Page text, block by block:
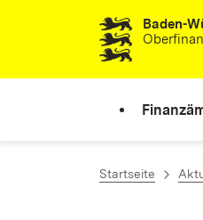
Zum Inhalt springen
Baden-
Startseite